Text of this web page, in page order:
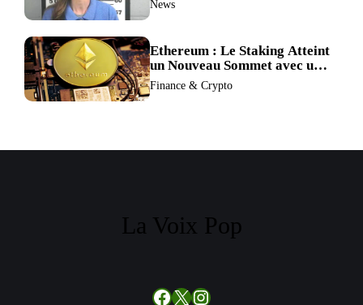
News
Ethereum : Le Staking Atteint
un Nouveau Sommet avec un
Verrouillage Accru des ETH
Finance & Crypto
La Voix Pop
Facebook
X Instagram